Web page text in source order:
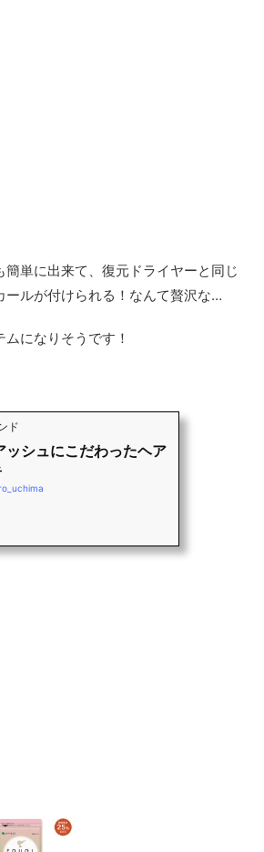
単に出来て、復元ドライヤーと同じ
ルが付けられる！なんて贅沢な…
になりそうです！
ド
シュにこだわったヘア